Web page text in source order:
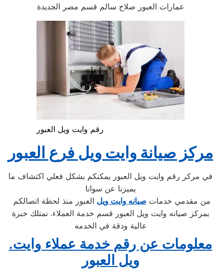
عمارات العبور صلاح سالم قسم مصر الجديدة
رقم وايت ويل العبور
مركز صيانة وايت ويل فرع العبور
في مركر رقم وايت ويل العبور يمكنكم بشكل فعلي اكتشاف ما
يميزنا عن سوانا
من مقدمي خدمات صيانه وايت ويل العبور منذ لحظة اتصالكم
بمركز صيانه وايت ويل العبور قسم خدمة العملاء. نمتلك خبرة
عالية ودقة في الخدمه
.معلومات عن رقم خدمة عملاء وايت
ويل العبور